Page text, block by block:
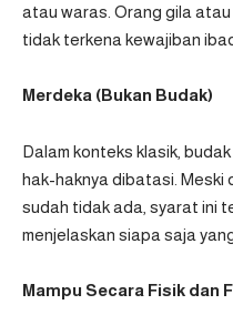
atau waras. Orang gila
tidak terkena kewajiban
Merdeka (Bukan Budak)
Dalam konteks klasik,
hak-haknya dibatasi. Meski
sudah tidak ada, syarat ini
menjelaskan siapa saja
Mampu Secara Fisik dan